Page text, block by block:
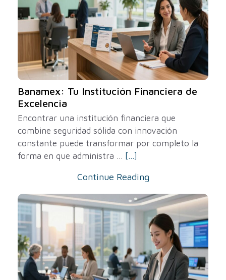
Banamex: Tu Institución Financiera de
Excelencia
Encontrar una institución financiera que
combine seguridad sólida con innovación
constante puede transformar por completo la
forma en que administra ... [...]
Continue Reading